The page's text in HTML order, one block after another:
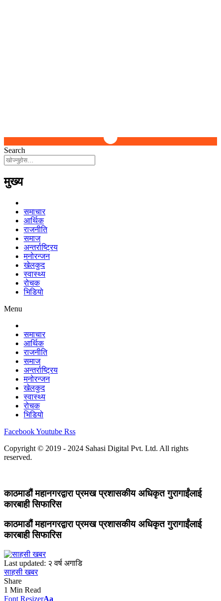
Search
मुख्य
समाचार
आर्थिक
राजनीति
समाज
अन्तर्राष्ट्रिय
मनोरन्जन
खेलकुद
स्वास्थ्य
रोचक
भिडियो
Menu
समाचार
आर्थिक
राजनीति
समाज
अन्तर्राष्ट्रिय
मनोरन्जन
खेलकुद
स्वास्थ्य
रोचक
भिडियो
FacebookYoutube Rss
Copyright © 2019 - 2024 Sahasi Digital Pvt. Ltd. All rights
reserved.
काठमाडौं महानगरद्वारा प्रमख प्रशासकीय अधिकृत गुरागाईंलाई
कारबाही सिफारिस
काठमाडौं महानगरद्वारा प्रमख प्रशासकीय अधिकृत गुरागाईंलाई
कारबाही सिफारिस
Last updated: २ वर्ष अगाडि
साहसी खबर
Share
1 Min Read
Font ResizerAa